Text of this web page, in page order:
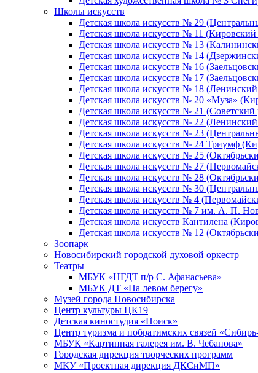
Школы искусств
Детская школа искусств № 29
Детская школа искусств № 11
Детская школа искусств № 13
Детская школа искусств № 14
Детская школа искусств № 16
Детская школа искусств № 17
Детская школа искусств № 18
Детская школа искусств № 20 «Муза»
Детская школа искусств № 21 (Советский
Детская школа искусств № 22
Детская школа искусств № 23
Детская школа искусств № 24 Триумф
Детская школа искусств № 25
Детская школа искусств № 27
Детская школа искусств № 28
Детская школа искусств № 30
Детская школа искусств № 4
Детская школа искусств № 7 им. А. П.
Детская школа искусств Кантилена
Детская школа искусств № 12
Зоопарк
Новосибирский городской духовой оркестр
Театры
МБУК «НГДТ п/р С. Афанасьева»
МБУК ДТ «На левом берегу»
Музей города Новосибирска
Центр культуры ЦК19
Детская киностудия «Поиск»
Центр туризма и побратимских связей
МБУК «Картинная галерея им. В. Чебанова»
Городская дирекция творческих программ
МКУ «Проектная дирекция ДКСиМП»